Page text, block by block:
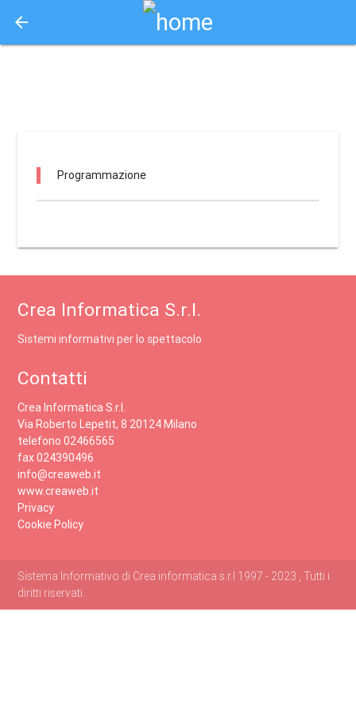
arrow_back
Programmazione
Crea Informatica S.r.l.
Sistemi informativi per lo spettacolo
Contatti
Crea Informatica S.r.l.
Via Roberto Lepetit, 8 20124 Milano
telefono 02466565
fax 024390496
info@creaweb.it
www.creaweb.it
Privacy
Cookie Policy
Sistema Informativo di Crea informatica s.r.l 1997 - 2023 , Tutti i
diritti riservati.